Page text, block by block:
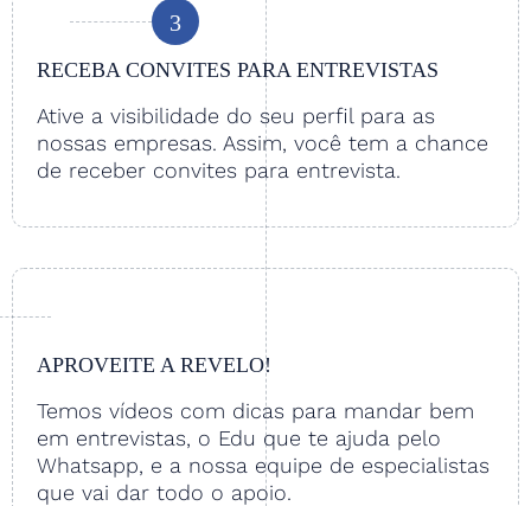
3
RECEBA CONVITES PARA ENTREVISTAS
Ative a visibilidade do seu perfil para as
nossas empresas. Assim, você tem a chance
de receber convites para entrevista.
APROVEITE A REVELO!
Temos vídeos com dicas para mandar bem
em entrevistas, o Edu que te ajuda pelo
Whatsapp, e a nossa equipe de especialistas
que vai dar todo o apoio.